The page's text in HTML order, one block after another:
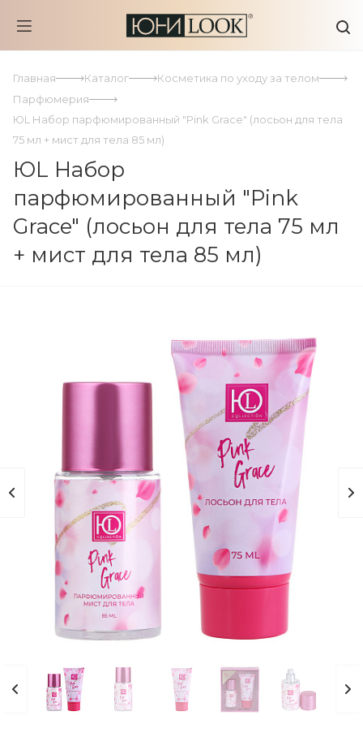
Главная Каталог
Косметика по уходу за телом
Парфюмерия
ЮL Набор парфюмированный "Pink Grace" (лосьон для тела
75 мл + мист для тела 85 мл)
ЮL Набор
парфюмированный "Pink
Grace" (лосьон для тела 75 мл
+ мист для тела 85 мл)